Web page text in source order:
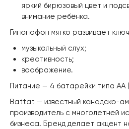
яркий бирюзовый цвет и
внимание ребёнка.
Гипопофон мягко развивает
музыкальный слух;
креативность;
воображение.
Питание — 4 батарейки типа AA
Battat — известный канадско-
производитель с многолетней
бизнеса. Бренд делает акцент